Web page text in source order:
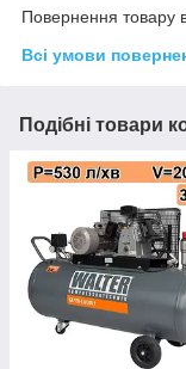
Повернення товару
Всі умови
Подібні товари